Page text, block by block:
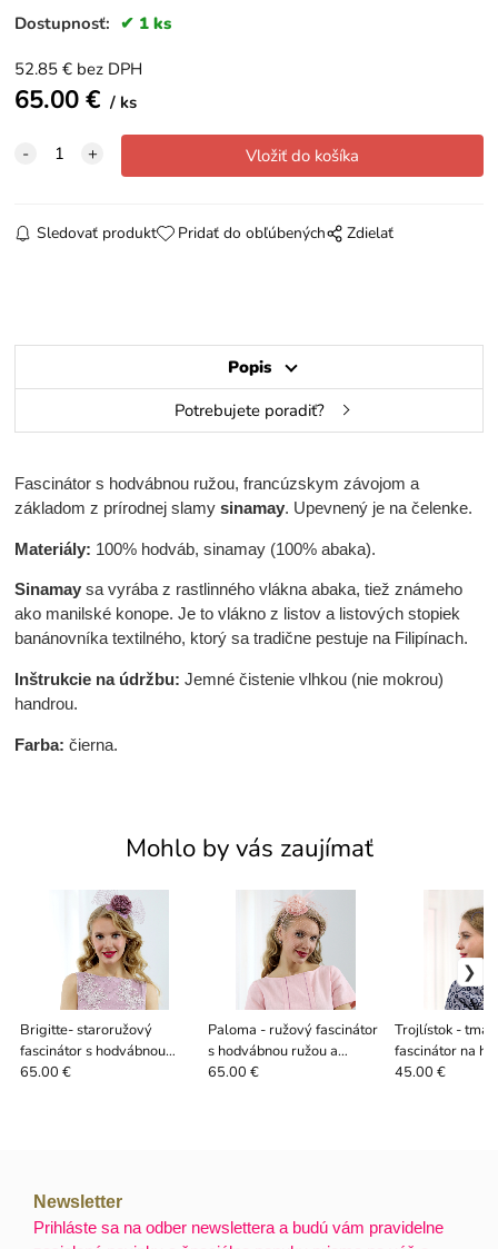
Dostupnosť: 1 ks
52.85 € bez DPH
65.00€ ks
Sledovať produkt Pridať do obľúbených Zdielať
Popis
Potrebujete poradiť?
Fascinátor s hodvábnou ružou, francúzskym závojom a
základom z prírodnej slamysinamay. Upevnený je na čelenke.
Materiály: 100% hodváb, sinamay (100% abaka).
Sinamay sa vyrába z rastlinného vlákna abaka, tiež známeho
ako manilské konope. Je to vlákno z listov a listových stopiek
banánovníka textilného, ktorý sa tradične pestuje na Filipínach.
Inštrukcie na údržbu:Jemné čistenie vlhkou (nie mokrou)
handrou.
Farba: čierna.
Mohlo by vás zaujímať
Brigitte- staroružový
fascinátor s hodvábnou
ružou
65.00 €
Paloma - ružový fascinátor
s hodvábnou ružou a
závojom
65.00 €
Trojlístok -
fascinátor na
perím
45.00 €
Newsletter
Prihláste sa na odber newslettera a budú vám pravidelne